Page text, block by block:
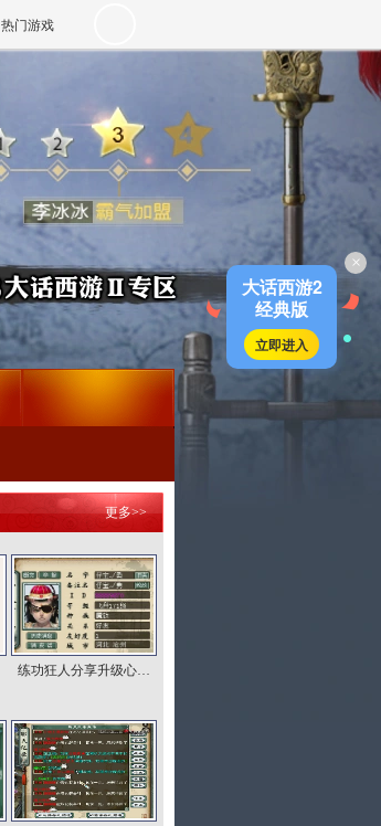
热门游戏
传奇4
新天龙八部
新仙侠5
更多>>
练功狂人分享升级心…
×
大话西游2
经典版
立即进入